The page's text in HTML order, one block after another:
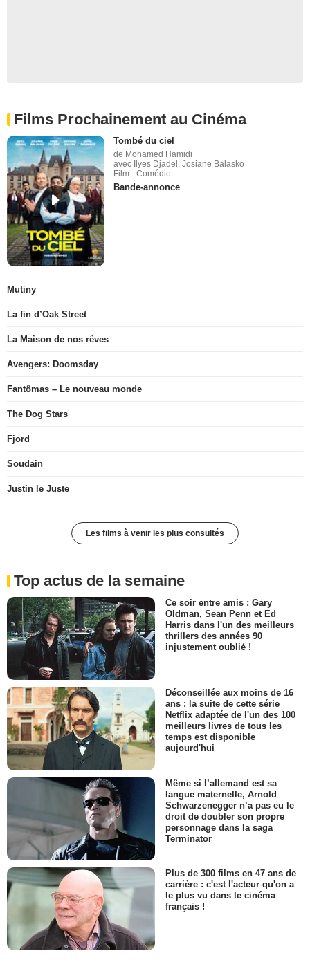
Films Prochainement au Cinéma
Tombé du ciel
de Mohamed Hamidi
avec Ilyes Djadel, Josiane Balasko
Film - Comédie
Bande-annonce
Mutiny
La fin d’Oak Street
La Maison de nos rêves
Avengers: Doomsday
Fantômas – Le nouveau monde
The Dog Stars
Fjord
Soudain
Justin le Juste
Les films à venir les plus consultés
Top actus de la semaine
Ce soir entre amis : Gary
Oldman, Sean Penn et Ed
Harris dans l'un des meilleurs
thrillers des années 90
injustement oublié !
Déconseillée aux moins de 16
ans : la suite de cette série
Netflix adaptée de l'un des 100
meilleurs livres de tous les
temps est disponible
aujourd'hui
Même si l’allemand est sa
langue maternelle, Arnold
Schwarzenegger n’a pas eu le
droit de doubler son propre
personnage dans la saga
Terminator
Plus de 300 films en 47 ans de
carrière : c'est l'acteur qu'on a
le plus vu dans le cinéma
français !